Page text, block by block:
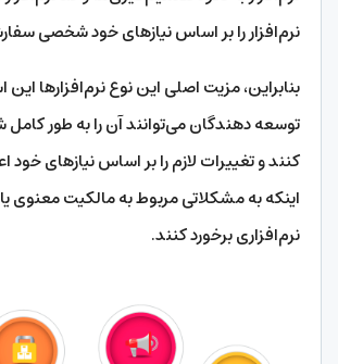
نرم‌افزار را بر اساس نیازهای خود شخصی
بنابراین، مزیت اصلی این نوع نرم‌افزارها
توسعه دهندگان می‌توانند آن را به طور
کنند و تغییرات لازم را بر اساس نیازهای خود
اینکه به مشکلاتی مربوط به مالکیت معنوی
نرم‌افزاری برخورد کنند.